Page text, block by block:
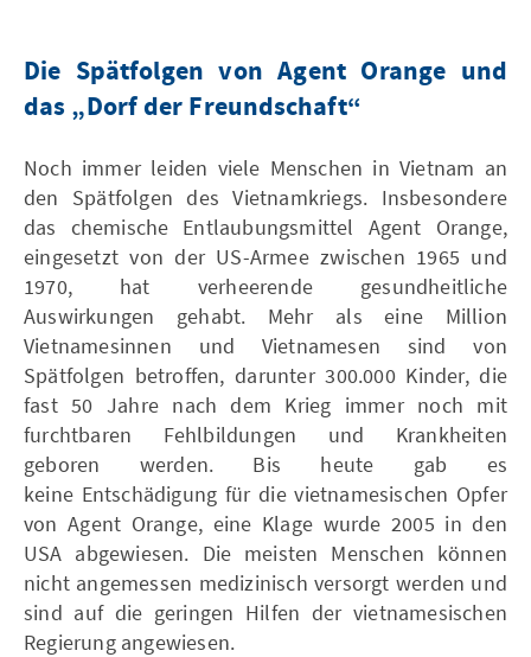
Die Spätfolgen von Agent Orange und
das „Dorf der Freundschaft“
Noch immer leiden viele Menschen in Vietnam an
den Spätfolgen des Vietnamkriegs. Insbesondere
das chemische Entlaubungsmittel Agent Orange,
eingesetzt von der US-Armee zwischen 1965 und
1970, hat verheerende gesundheitliche
Auswirkungen gehabt. Mehr als eine Million
Vietnamesinnen und Vietnamesen sind von
Spätfolgen betroffen, darunter 300.000 Kinder, die
fast 50 Jahre nach dem Krieg immer noch mit
furchtbaren Fehlbildungen und Krankheiten
geboren werden. Bis heute gab es
keine Entschädigung für die vietnamesischen Opfer
von Agent Orange, eine Klage wurde 2005 in den
USA abgewiesen. Die meisten Menschen können
nicht angemessen medizinisch versorgt werden und
sind auf die geringen Hilfen der vietnamesischen
Regierung angewiesen.